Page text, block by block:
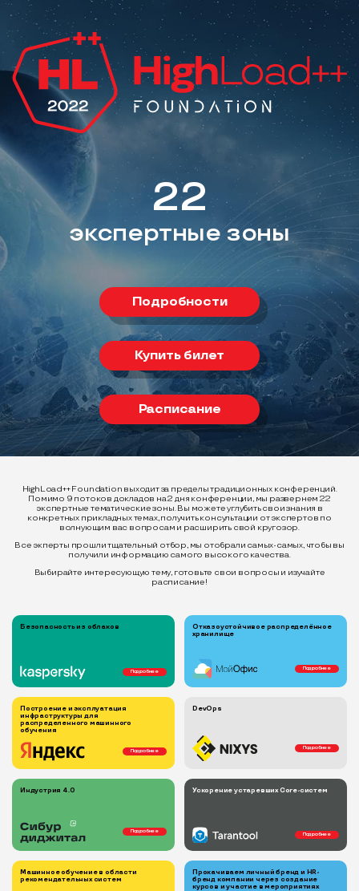
22
экспертные зоны
Подробности
Купить билет
Расписание
HighLoad++ Foundation выходит за пределы традиционных конференций.
Помимо 9 потоков докладов на 2 дня конференции, мы развернем 22
экспертные тематические зоны. Вы можете углубить свои знания в
конкретных прикладных темах, получить консультации от экспертов по
волнующим вас вопросам и расширить свой кругозор.
Все экперты прошли тщательный отбор, мы отобрали самых-самых, чтобы вы
получили информацию самого высокого качества.
Выбирайте интересующую тему, готовьте свои вопросы и изучайте
расписание!
Безопасность из облаков
Подробнее
Отказоустойчивое распределённое
хранилище
Подробнее
Построение и эксплуатация
инфраструктуры для
распределенного машинного
обучения
Подробнее
DevOps
Подробнее
Индустрия 4.0
Подробнее
Ускорение устаревших Core-систем
Подробнее
Машинное обучение в области
рекомендательных систем
Прокачиваем личный бренд и HR-
бренд компании через создание
курсов и участие в мероприятиях